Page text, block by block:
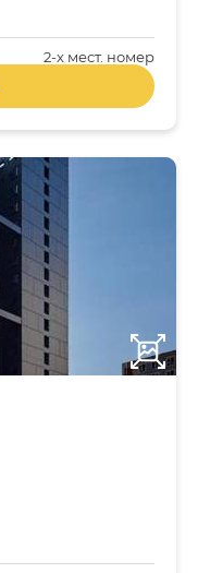
2-x мест. номер